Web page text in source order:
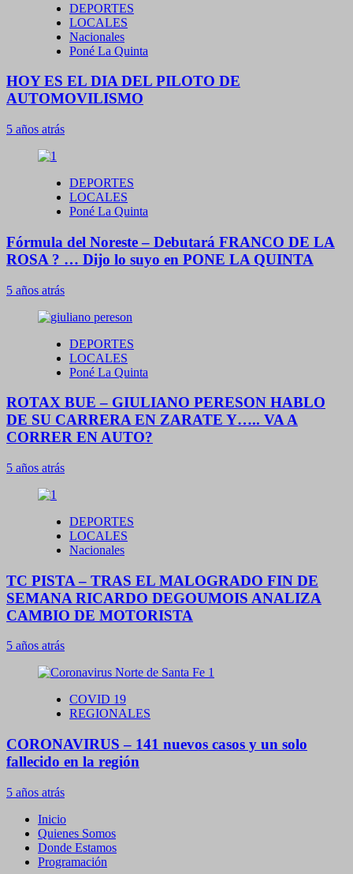
DEPORTES
LOCALES
Nacionales
Poné La Quinta
HOY ES EL DIA DEL PILOTO DE
AUTOMOVILISMO
5 años atrás
DEPORTES
LOCALES
Poné La Quinta
Fórmula del Noreste – Debutará FRANCO DE LA
ROSA ? … Dijo lo suyo en PONE LA QUINTA
5 años atrás
DEPORTES
LOCALES
Poné La Quinta
ROTAX BUE – GIULIANO PERESON HABLO
DE SU CARRERA EN ZARATE Y….. VA A
CORRER EN AUTO?
5 años atrás
DEPORTES
LOCALES
Nacionales
TC PISTA – TRAS EL MALOGRADO FIN DE
SEMANA RICARDO DEGOUMOIS ANALIZA
CAMBIO DE MOTORISTA
5 años atrás
COVID 19
REGIONALES
CORONAVIRUS – 141 nuevos casos y un solo
fallecido en la región
5 años atrás
Inicio
Quienes Somos
Donde Estamos
Programación